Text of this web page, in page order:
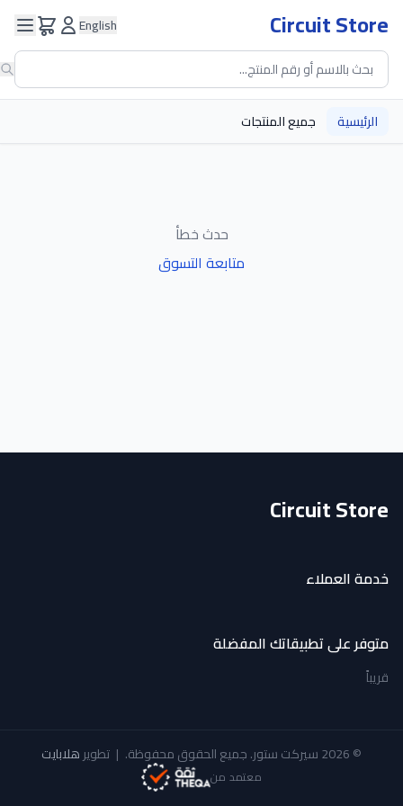
Circuit Store
English
الرئيسية جميع المنتجات
حدث خطأ
متابعة التسوق
Circuit Store
خدمة العملاء
متوفر على تطبيقاتك المفضلة
قريباً
© 2026 سيركت ستور. جميع الحقوق محفوظة. | تطويرهلابايت
معتمد من